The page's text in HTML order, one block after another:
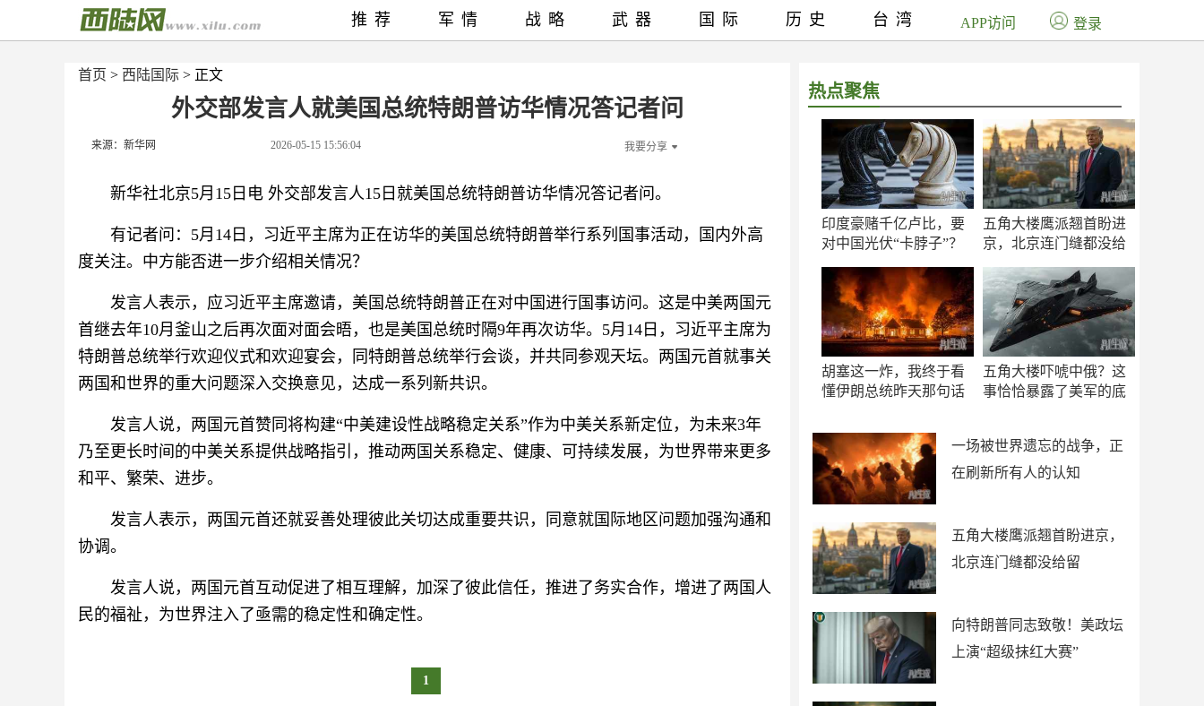
首页 > 西陆国际 > 正文
外交部发言人就美国总统特朗普访华情况答记者问
来源：新华网 2026-05-15 15:56:04 我要分享
新华社北京5月15日电 外交部发言人15日就美国总统特朗普访华情况答记者问。
有记者问：5月14日，习近平主席为正在访华的美国总统特朗普举行系列国事活动，国内外高
度关注。中方能否进一步介绍相关情况？
发言人表示，应习近平主席邀请，美国总统特朗普正在对中国进行国事访问。这是中美两国元
首继去年10月釜山之后再次面对面会晤，也是美国总统时隔9年再次访华。5月14日，习近平主席为
特朗普总统举行欢迎仪式和欢迎宴会，同特朗普总统举行会谈，并共同参观天坛。两国元首就事关
两国和世界的重大问题深入交换意见，达成一系列新共识。
发言人说，两国元首赞同将构建“中美建设性战略稳定关系”作为中美关系新定位，为未来3年
乃至更长时间的中美关系提供战略指引，推动两国关系稳定、健康、可持续发展，为世界带来更多
和平、繁荣、进步。
发言人表示，两国元首还就妥善处理彼此关切达成重要共识，同意就国际地区问题加强沟通和
协调。
发言人说，两国元首互动促进了相互理解，加深了彼此信任，推进了务实合作，增进了两国人
民的福祉，为世界注入了亟需的稳定性和确定性。
1
热点聚焦
印度豪赌千亿卢比，要
对中国光伏“卡脖子”？
五角大楼鹰派翘首盼进
京，北京连门缝都没给
胡塞这一炸，我终于看
懂伊朗总统昨天那句话
五角大楼吓唬中俄？这
事恰恰暴露了美军的底
一场被世界遗忘的战争，正
在刷新所有人的认知
五角大楼鹰派翘首盼进京，
北京连门缝都没给留
向特朗普同志致敬！美政坛
上演“超级抹红大赛”
推荐 军情 战略 武器 国际 历史 台湾 APP访问 登录